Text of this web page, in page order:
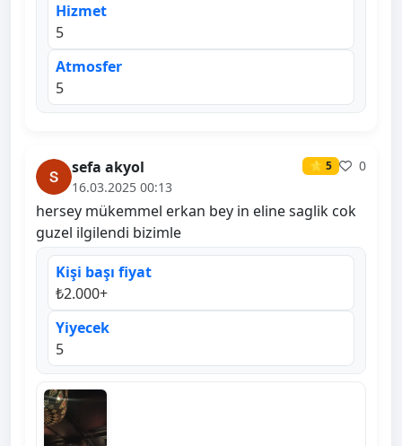
Hizmet
5
Atmosfer
5
sefa akyol ⭐ 5
0
16.03.2025 00:13
hersey mükemmel erkan bey in eline saglik cok
guzel ilgilendi bizimle
Kişi başı fiyat
₺2.000+
Yiyecek
5